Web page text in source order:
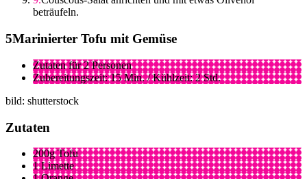
beträufeln.
Marinierter Tofu mit Gemüse
Zutaten für 2 Personen
Zubereitungszeit: 15 Min. / Kühlzeit: 2 Std.
bild: shutterstock
Zutaten
200g Tofu
1 Limette